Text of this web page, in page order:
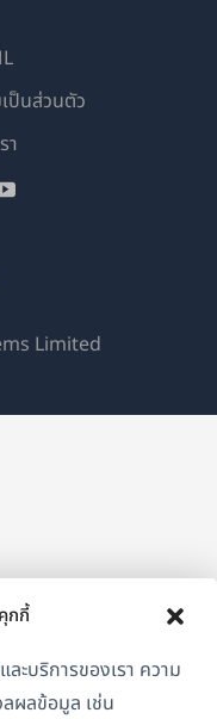
กกี้
ะบริการของเรา ความ
ผลข้อมูล เช่น
Limited(เปิด
หน้าต่าง
ป็นส่วนตัว
า
(เปิด